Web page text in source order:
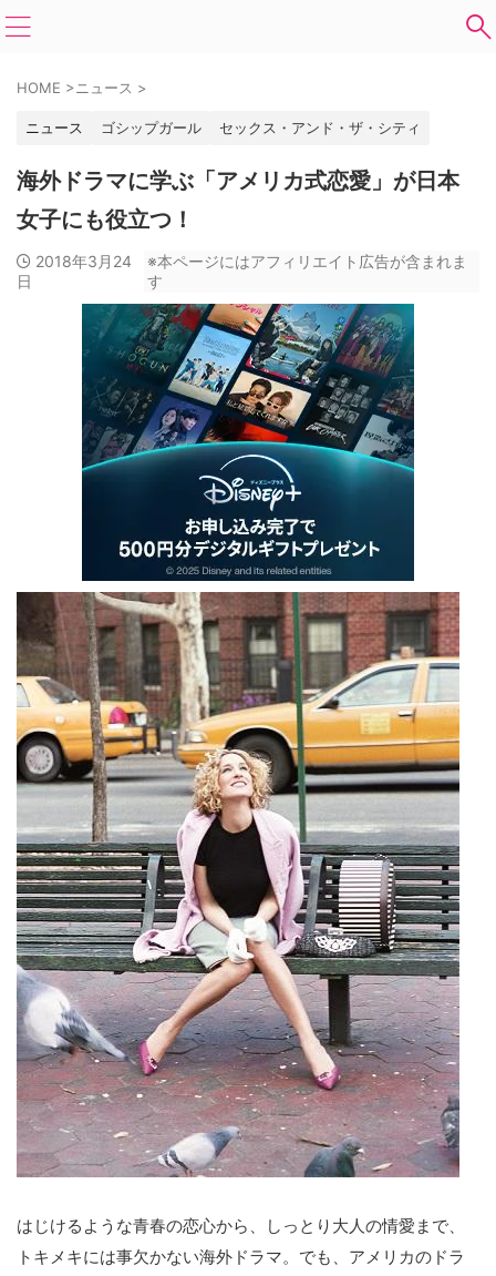
HOME >ニュース >
ニュース ゴシップガール セックス・アンド・ザ・シティ
海外ドラマに学ぶ「アメリカ式恋愛」が日本
女子にも役立つ！
2018年3月24
日
※本ページにはアフィリエイト広告が含まれま
す
はじけるような青春の恋心から、しっとり大人の情愛まで、
トキメキには事欠かない海外ドラマ。でも、アメリカのドラ